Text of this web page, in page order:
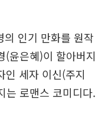
의 인기 만화를 원작
(윤은혜)이 할아버지
인 세자 이신(주지
는 로맨스 코미디다.